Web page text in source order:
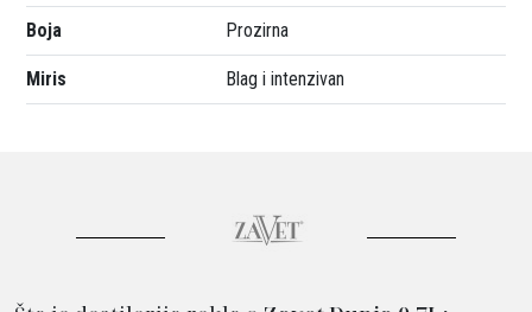
Boja Prozirna
Miris Blag i intenzivan